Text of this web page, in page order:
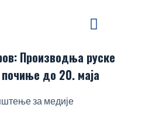
Производња руске
до 20. маја
за медије